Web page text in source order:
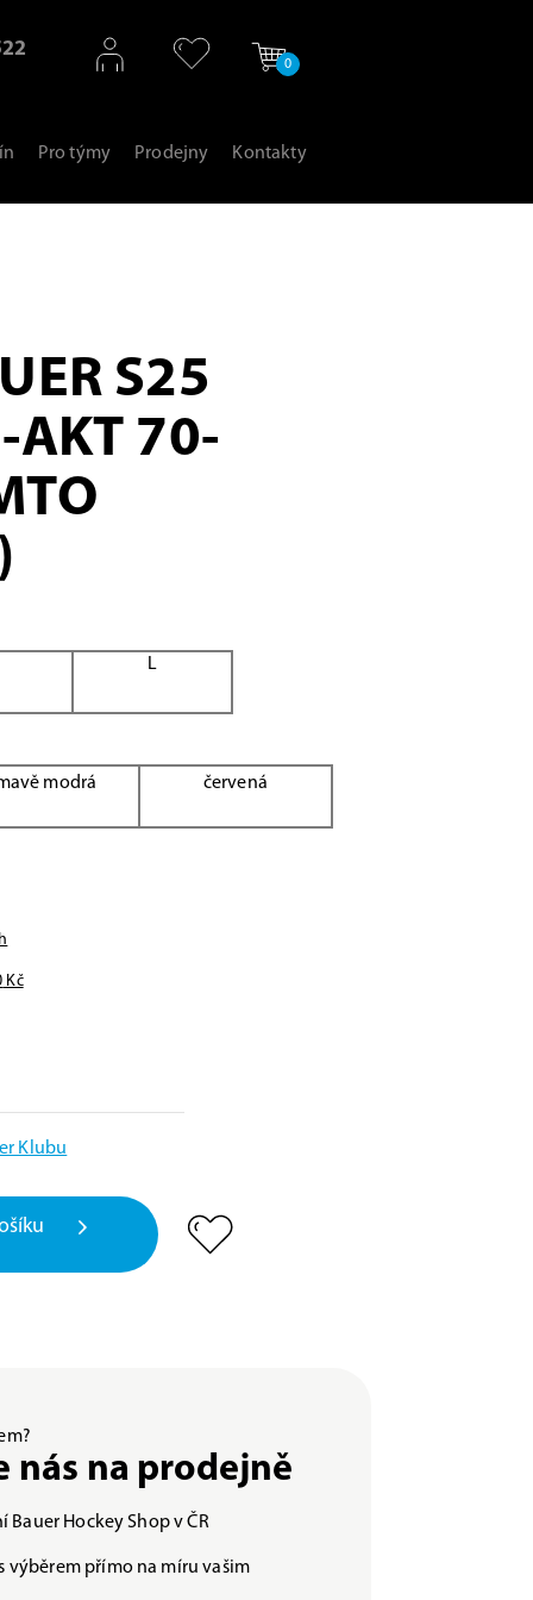
0
Pro týmy Prodejny Kontakty
S25
AKT 70-
L
modrá červená
Kč
Klubu
nás na prodejně
Bauer Hockey Shop v ČR
výběrem přímo na míru vašim